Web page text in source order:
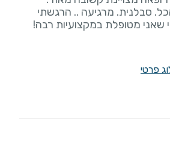
סבלנית. מרגיעה .. הרגשתי
שאני מטופלת במקצועיות רבה!
פרטי